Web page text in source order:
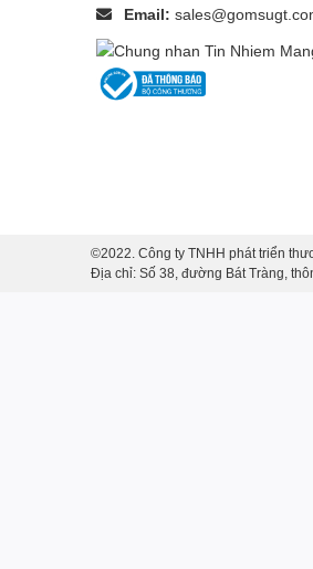
Thành Phần của Bộ Đồ ăn
: Mỗi
1 Bát Mắm: Bát mắm
Email:
©2022. Công ty TNHH phát triển
Địa chỉ: Số 38, đường Bát Tràng,